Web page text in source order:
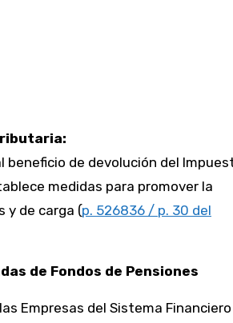
beneficio de devolución del
medidas para promover la
y de carga (p. 526836 / p. 30 del
de Fondos de Pensiones
Empresas del Sistema